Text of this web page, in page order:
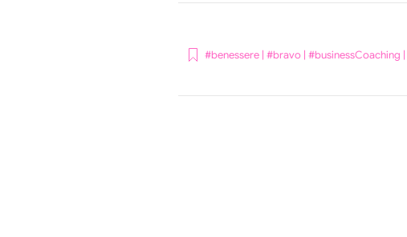
#benessere| #bravo| #businessCoaching |